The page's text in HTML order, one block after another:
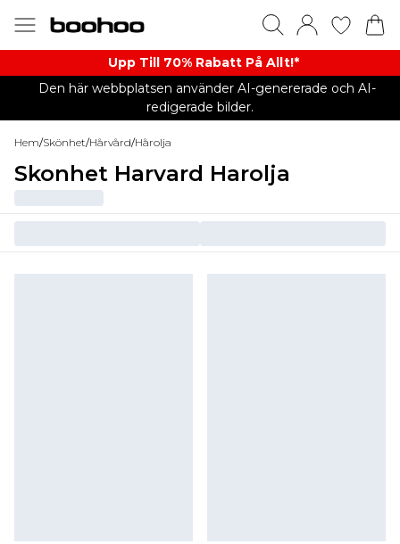
Upp Till 70% Rabatt På Allt!*
Den här webbplatsen använder AI-genererade och AI-
redigerade bilder.
Hem/Skönhet/Hårvård/Hårolja
Skonhet Harvard Harolja